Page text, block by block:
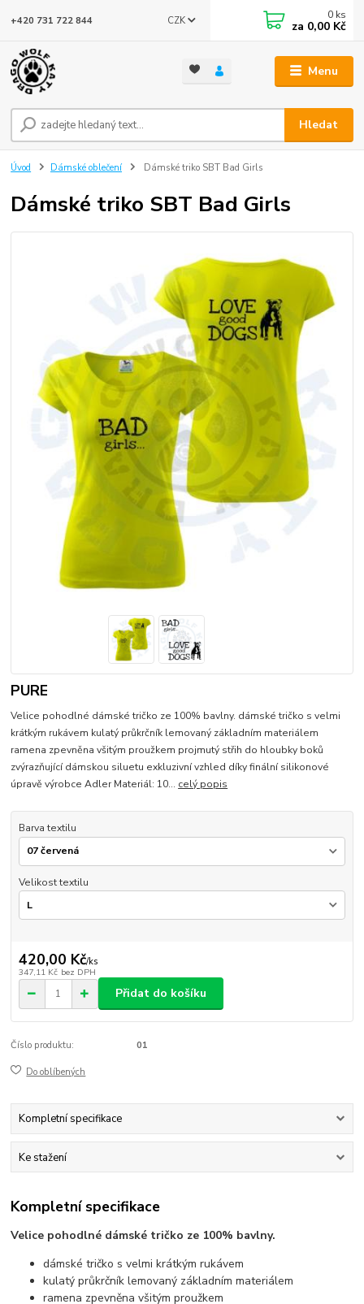
Menu
CZK
Hledat
+420 731 722 844 0 ks
za 0,00 Kč
Úvod Dámské oblečení Dámské triko SBT Bad Girls
Dámské triko SBT Bad Girls
PURE
Velice pohodlné dámské tričko ze 100% bavlny. dámské tričko s velmi
krátkým rukávem kulatý průkrčník lemovaný základním materiálem
ramena zpevněna všitým proužkem projmutý střih do hloubky boků
zvýrazňující dámskou siluetu exkluzivní vzhled díky finální silikonové
úpravě výrobce Adler Materiál: 10... celý popis
Barva textilu
Velikost textilu
420,00 Kč/ks
347,11 Kč bez DPH
Přidat do košíku
Číslo produktu: 01
Do oblíbených
Kompletní specifikace
Ke stažení
Kompletní specifikace
Velice pohodlné dámské tričko ze 100% bavlny.
dámské tričko s velmi krátkým rukávem
kulatý průkrčník lemovaný základním materiálem
ramena zpevněna všitým proužkem